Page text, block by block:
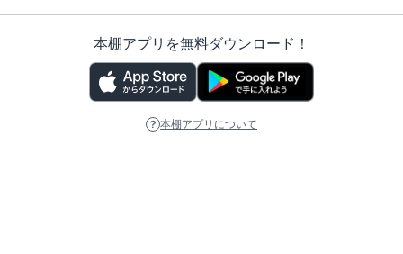
本棚アプリを無料ダウンロード！
本棚アプリについて